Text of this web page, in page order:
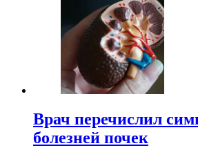
Врач перечислил
болезней почек